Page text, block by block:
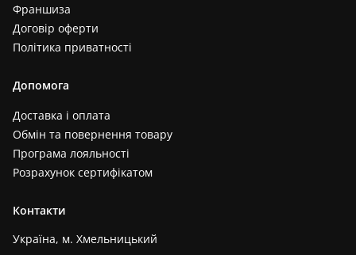
Франшиза
Договір оферти
Політика приватності
Допомога
Доставка і оплата
Обмін та повернення товару
Програма лояльності
Розрахунок сертифікатом
Контакти
Україна, м. Хмельницький